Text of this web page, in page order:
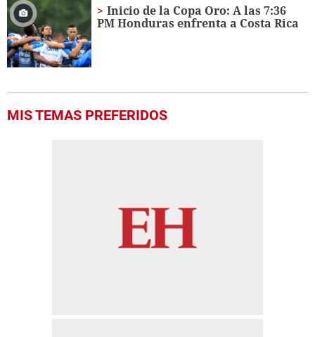
Inicio de la Copa Oro: A las 7:36
PM Honduras enfrenta a Costa Rica
MIS TEMAS PREFERIDOS